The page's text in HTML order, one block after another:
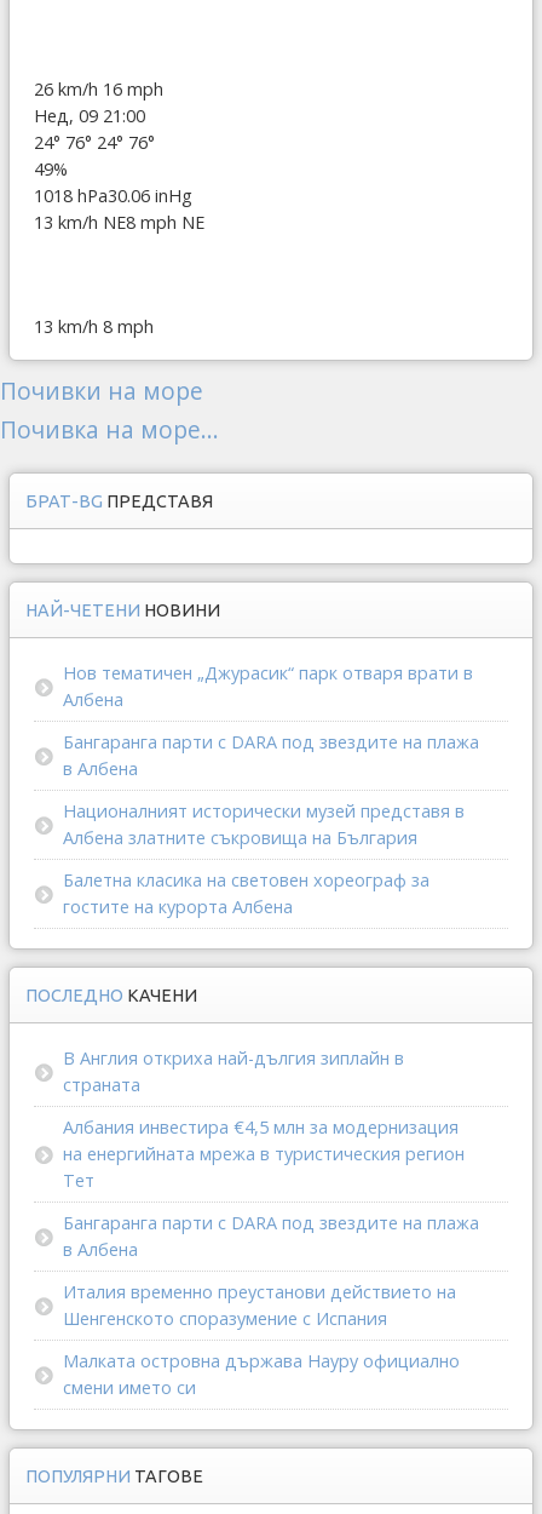
26 km/h 16 mph
Нед, 09 21:00
24° 76° 24° 76°
49%
1018 hPa30.06 inHg
13 km/h NE8 mph NE
13 km/h 8 mph
Почивки на море
Почивка на море...
БРАТ-BG ПРЕДСТАВЯ
НАЙ-ЧЕТЕНИ НОВИНИ
Нов тематичен „Джурасик“ парк отваря врати в
Албена
Бангаранга парти с DARA под звездите на плажа
в Албена
Националният исторически музей представя в
Албена златните съкровища на България
Балетна класика на световен хореограф за
гостите на курорта Албена
ПОСЛЕДНО КАЧЕНИ
В Англия откриха най-дългия зиплайн в
страната
Албания инвестира €4,5 млн за модернизация
на енергийната мрежа в туристическия регион
Тет
Бангаранга парти с DARA под звездите на плажа
в Албена
Италия временно преустанови действието на
Шенгенското споразумение с Испания
Малката островна държава Науру официално
смени името си
ПОПУЛЯРНИ ТАГОВЕ